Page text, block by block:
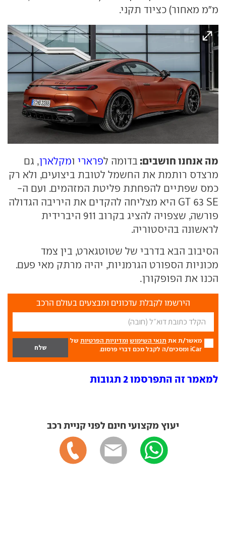
מ"מ מאחור) כציוד תקני.
מה אנחנו חושבים: בדומה לפרארי ומקלארן, גם
מרצדס רותמת את החשמל לטובת ביצועים, ולא רק
כמס שפתיים להפחתת פליטת המזהמים. ועם ה-
GT 63 SE היא מצליחה להקדים את היריבה הגדולה
פורשה, שצפויה להציג בקרוב 911 היברידית
לראשונה בהיסטוריה.
הסיבוב הבא בדרבי של שטוטגארט, בין צמד
מכוניות הספורט הגרמניות, יהיה מרתק מאי פעם.
הכנו את הפופקורן.
הירשמו לקבלת עדכונים ומבצעים בעולם הרכב
מאשר/ת את תנאי השימוש ומדיניות הפרטיות של
iCar ומסכים/ה לקבל מכם דברי פרסום.
למאמר זה התפרסמו 2 תגובות
יעוץ מקצועי חינם לפני קניית רכב